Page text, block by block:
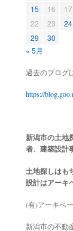
« 5月
15
16 17
22
23 24
29
30
過去のブログ
https://
新潟市の土地
者、建築設計
土地探しはも
設計はアーキ
(有)アーキベ
新潟市の不動